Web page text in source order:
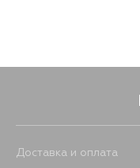
Доставка и оплата